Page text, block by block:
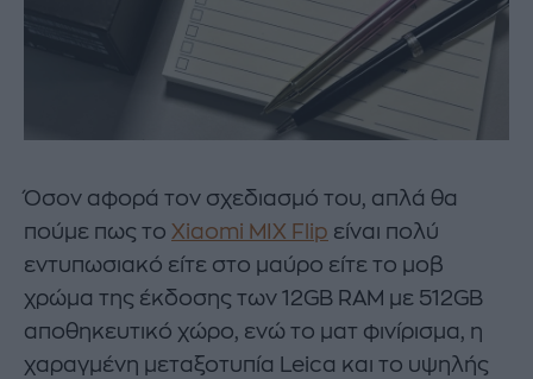
Όσον αφορά τον σχεδιασμό του, απλά θα
πούμε πως το Xiaomi MIX Flip είναι πολύ
εντυπωσιακό είτε στο μαύρο είτε το μοβ
χρώμα της έκδοσης των 12GB RAM με 512GB
αποθηκευτικό χώρο, ενώ το ματ φινίρισμα, η
χαραγμένη μεταξοτυπία Leica και το υψηλής